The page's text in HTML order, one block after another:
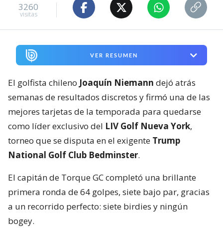
3260
visitas
VER RESUMEN
El golfista chileno Joaquín Niemann dejó atrás
semanas de resultados discretos y firmó una de las
mejores tarjetas de la temporada para quedarse
como líder exclusivo del LIV Golf Nueva York,
torneo que se disputa en el exigente Trump
National Golf Club Bedminster.
El capitán de Torque GC completó una brillante
primera ronda de 64 golpes, siete bajo par, gracias
a un recorrido perfecto: siete birdies y ningún
bogey.